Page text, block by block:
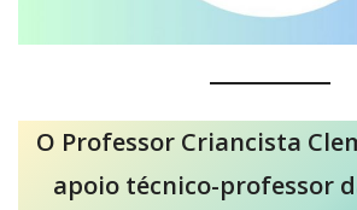
O Professor Criancista
apoio técnico-professor